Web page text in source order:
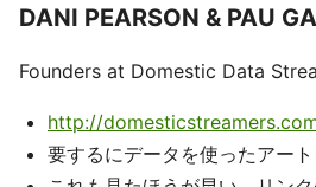
DANI PEARSON & PAU
Founders at Domestic Data
http://
要するにデータを使ったアー